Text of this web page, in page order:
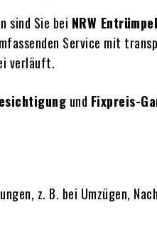
sind Sie bei NRW
Service mit
verläuft.
und Fixpreis-
z. B. bei Umzügen,